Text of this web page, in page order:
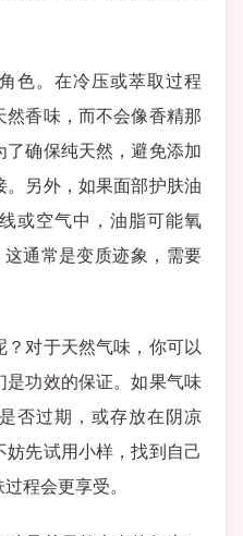
色。在冷压或萃取过程
然香味，而不会像香精那
确保纯天然，避免添加
。另外，如果面部护肤油
或空气中，油脂可能氧
这通常是变质迹象，需要
对于天然气味，你可以
功效的保证。如果气味
否过期，或存放在阴凉
先试用小样，找到自己
程会更享受。